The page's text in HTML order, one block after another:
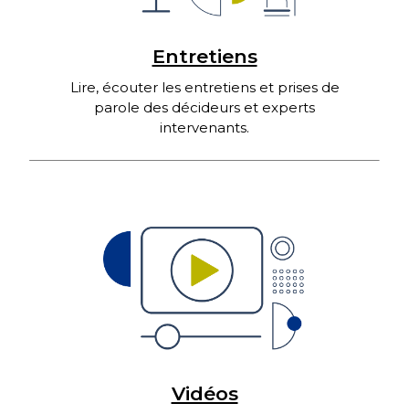
Entretiens
Lire, écouter les entretiens et prises de
parole des décideurs et experts
intervenants.
Vidéos